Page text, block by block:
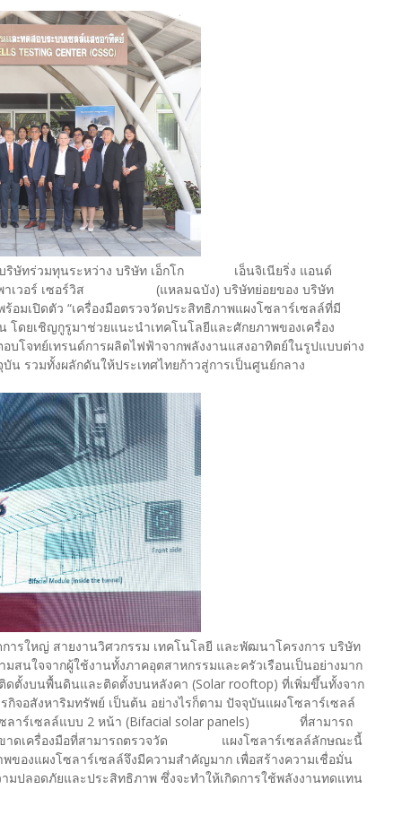
ป็นบริษัทร่วมทุนระหว่าง บริษัท เอ็กโก เอ็นจิเนียริ่ง แอนด์
ริม เพาเวอร์ เซอร์วิส (แหลมฉบัง) บริษัทย่อยของ บริษัท
อมเปิดตัว “เครื่องมือตรวจวัดประสิทธิภาพแผงโซลาร์เซลล์ที่มี
ดยเชิญกูรูมาช่วยแนะนำเทคโนโลยีและศักยภาพของเครื่อง
เทรนด์การผลิตไฟฟ้าจากพลังงานแสงอาทิตย์ในรูปแบบต่าง
บัน รวมทั้งผลักดันให้ประเทศไทยก้าวสู่การเป็นศูนย์กลาง
ารใหญ่ สายงานวิศวกรรม เทคโนโลยี และพัฒนาโครงการ บริษัท
สนใจจากผู้ใช้งานทั้งภาคอุตสาหกรรมและครัวเรือนเป็นอย่างมาก
ตั้งบนพื้นดินและติดตั้งบนหลังคา (Solar rooftop) ที่เพิ่มขึ้นทั้งจาก
จอสังหาริมทรัพย์ เป็นต้น อย่างไรก็ตาม ปัจจุบันแผงโซลาร์เซลล์
ลาร์เซลล์แบบ 2 หน้า (Bifacial solar panels) ที่สามารถ
งขาดเครื่องมือที่สามารถตรวจวัด แผงโซลาร์เซลล์ลักษณะนี้
องแผงโซลาร์เซลล์จึงมีความสำคัญมาก เพื่อสร้างความเชื่อมั่น
มปลอดภัยและประสิทธิภาพ ซึ่งจะทำให้เกิดการใช้พลังงานทดแทน